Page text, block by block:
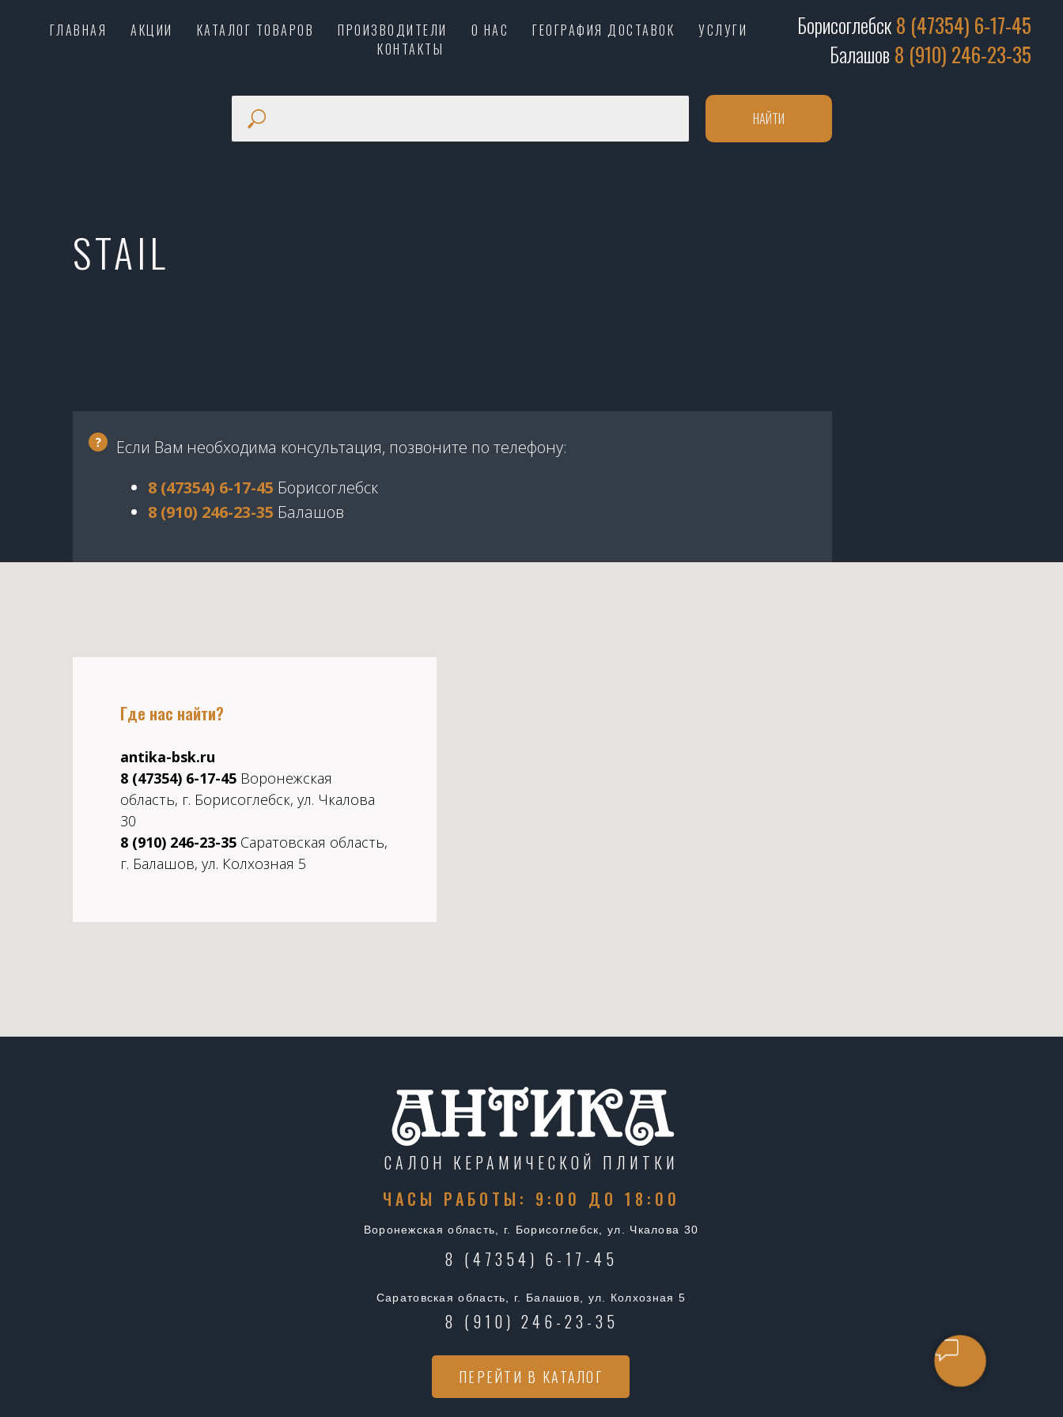
ГЛАВНАЯ АКЦИИ КАТАЛОГ ТОВАРОВ ПРОИЗВОДИТЕЛИ О НАС ГЕОГРАФИЯ ДОСТАВОК
УСЛУГИ
КОНТАКТЫ
Борисоглебск8 (47354) 6-17-45
Балашов 8 (910) 246-23-35
НАЙТИ
STAIL
Если Вам необходима консультация, позвоните по телефону:
8 (47354) 6-17-45 Борисоглебск
8 (910) 246-23-35 Балашов
Где нас найти?
antika-bsk.ru
8 (47354) 6-17-45 Воронежская
область, г. Борисоглебск, ул. Чкалова
30
8 (910) 246-23-35 Саратовская область,
г. Балашов, ул. Колхозная 5
САЛОН КЕРАМИЧЕСКОЙ ПЛИТКИ
Воронежская область, г. Борисоглебск, ул. Чкалова 30
Саратовская область, г. Балашов, ул. Колхозная 5
ПЕРЕЙТИ В КАТАЛОГ
ЧАСЫ РАБОТЫ: 9:00 ДО 18:00
8 (47354) 6-17-45
8 (910) 246-23-35